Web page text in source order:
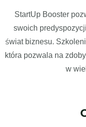
StartUp Booster
swoich
świat biznesu.
która pozwala na
w